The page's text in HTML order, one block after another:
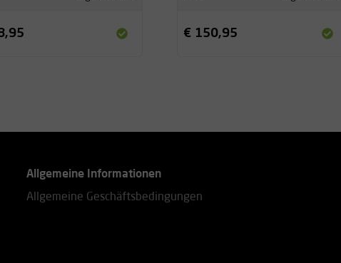
€ 150,95
Allgemeine Informationen
Allgemeine Geschäftsbedingungen